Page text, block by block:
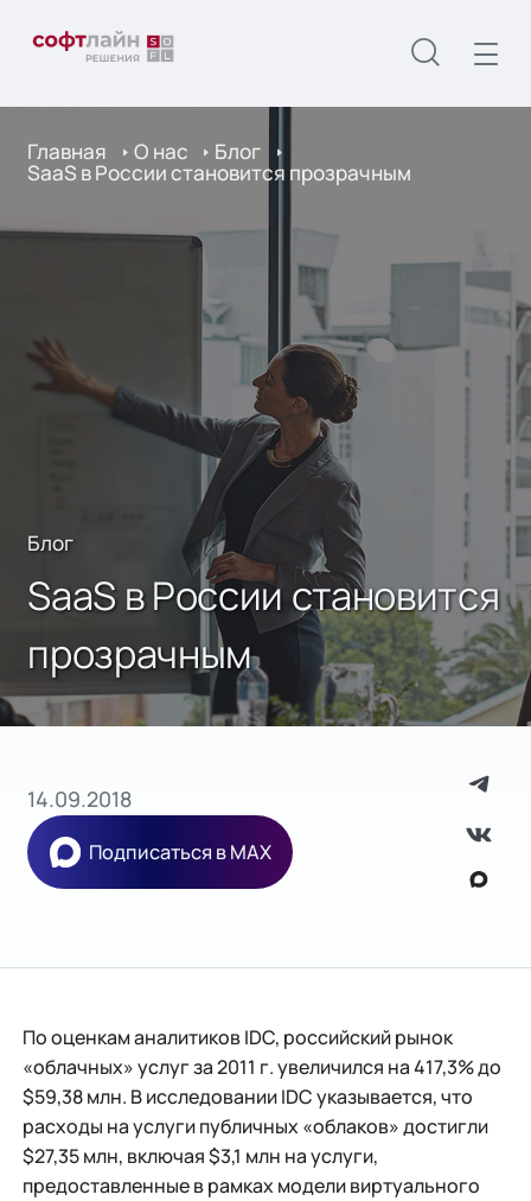
Главная О нас Блог
SaaS в России становится прозрачным
Блог
SaaS в России становится
прозрачным
14.09.2018
Подписаться в MAX
По оценкам аналитиков IDC, российский рынок
«облачных» услуг за 2011 г. увеличился на 417,3% до
$59,38 млн. В исследовании IDC указывается, что
расходы на услуги публичных «облаков» достигли
$27,35 млн, включая $3,1 млн на услуги,
предоставленные в рамках модели виртуального